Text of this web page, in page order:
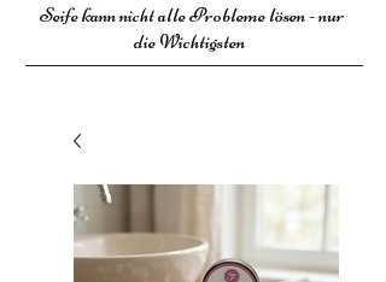
Seife kann nicht alle Probleme lösen - nur
die Wichtigsten